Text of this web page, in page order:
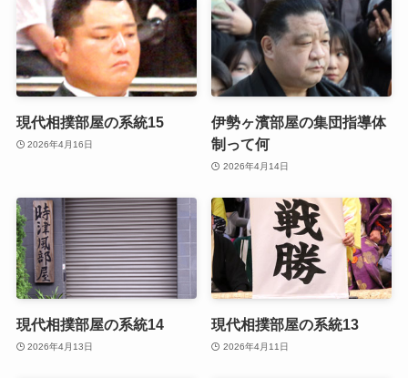
現代相撲部屋の系統15
2026年4月16日
伊勢ヶ濱部屋の集団指導体
制って何
2026年4月14日
現代相撲部屋の系統14
2026年4月13日
現代相撲部屋の系統13
2026年4月11日